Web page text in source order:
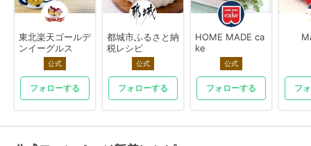
東北楽天ゴールデ
ンイーグルス
公式
フォローする
都城市ふるさと納
税レシピ
公式
フォローする
HOME MADE ca
ke
公式
フォローする フ